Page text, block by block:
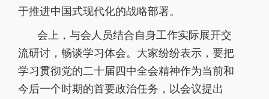
于推进中国式现代化的战略部署。
会上，与会人员结合自身工作实际展开交
流研讨，畅谈学习体会。大家纷纷表示，要把
学习贯彻党的二十届四中全会精神作为当前和
今后一个时期的首要政治任务，以会议提出